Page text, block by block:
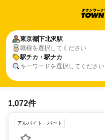
東京都下北沢駅
職種を選択してください
駅チカ・駅ナカ
キーワードを選択してください
東京都下北沢駅
駅チカ・駅ナカ
1,072件
アルバイト・パート